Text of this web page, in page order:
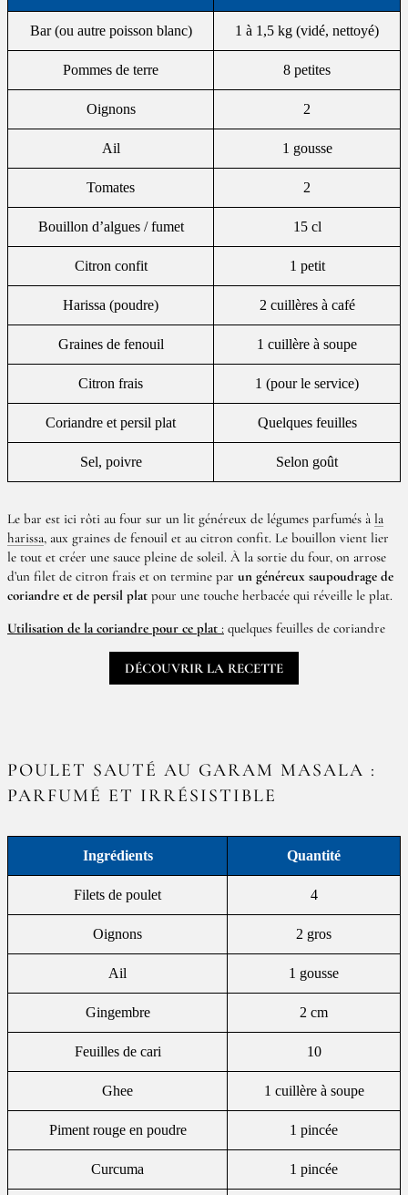
Bar (ou autre poisson blanc) 1 à 1,5 kg (vidé, nettoyé)
Pommes de terre 8 petites
Oignons 2
Ail 1 gousse
Tomates 2
Bouillon d’algues / fumet 15 cl
Citron confit 1 petit
Harissa (poudre) 2 cuillères à café
Graines de fenouil 1 cuillère à soupe
Citron frais 1 (pour le service)
Coriandre et persil plat Quelques feuilles
Sel, poivre Selon goût
Le bar est ici rôti au four sur un lit généreux de légumes parfumés à la
harissa, aux graines de fenouil et au citron confit. Le bouillon vient lier
le tout et créer une sauce pleine de soleil. À la sortie du four, on arrose
d’un filet de citron frais et on termine par un généreux saupoudrage de
coriandre et de persil plat pour une touche herbacée qui réveille le plat.
Utilisation de la coriandre pour ce plat : quelques feuilles de coriandre
DÉCOUVRIR LA RECETTE
POULET SAUTÉ AU GARAM MASALA :
PARFUMÉ ET IRRÉSISTIBLE
Ingrédients Quantité
Filets de poulet 4
Oignons 2 gros
Ail 1 gousse
Gingembre 2 cm
Feuilles de cari 10
Ghee 1 cuillère à soupe
Piment rouge en poudre 1 pincée
Curcuma 1 pincée